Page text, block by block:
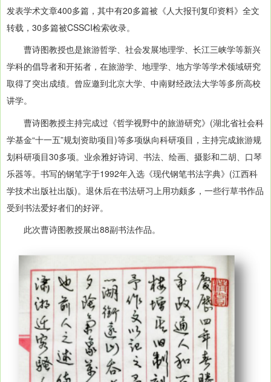
发表学术文章400多篇，其中有20多篇被《人大报刊复印资料》全文
转载，30多篇被CSSCI检索收录。
曹诗图教授也是旅游哲学、社会发展地理学、长江三峡学等新兴
学科的倡导者和开拓者，在旅游学、地理学、地方学等学术领域研究
取得了突出成绩。曾应邀到北京大学、中南财经政法大学等多所高校
讲学。
曹诗图教授主持完成过《哲学视野中的旅游研究》(湖北省社会科
学基金“十一五”规划资助项目)等多项纵向科研项目，主持完成旅游规
划科研项目30多项。业余雅好诗词、书法、绘画、摄影和二胡、口琴
乐器等。书写的钢笔字于1992年入选《现代钢笔书法字典》(江西科
学技术出版社出版)。退休后在书法研习上用功颇多，一些行草书作品
受到书法爱好者们的好评。
此次曹诗图教授展出88副书法作品。